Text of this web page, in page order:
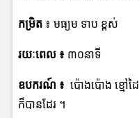
កម្រិត ៖ មធ្យម ទាប ខ្ពស់
រយៈពេល ៖ ៣០នាទី
ឧបករណ៍ ៖ ប៉ោងប៉ោង ខ្មៅដ
ក៏បានដែរ ។